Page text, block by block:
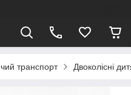
транспорт Двоколісні